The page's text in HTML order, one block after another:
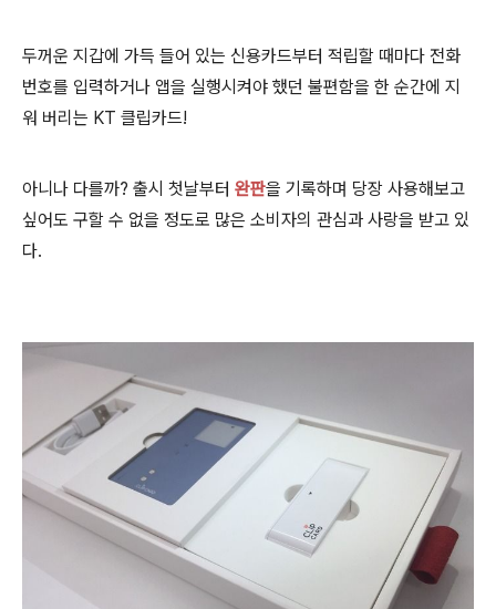
두꺼운 지갑에 가득 들어 있는 신용카드부터 적립할 때마다 전화
번호를 입력하거나 앱을 실행시켜야 했던 불편함을 한 순간에 지
워 버리는 KT 클립카드!
아니나 다를까? 출시 첫날부터 완판을 기록하며 당장 사용해보고
싶어도 구할 수 없을 정도로 많은 소비자의 관심과 사랑을 받고 있
다.